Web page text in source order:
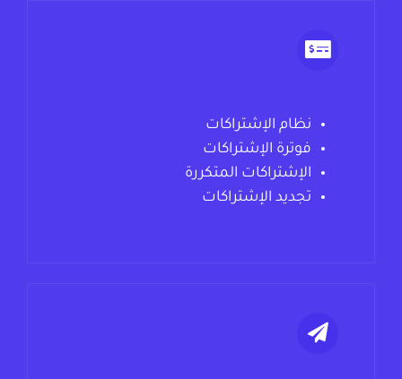
نظام الإشتراكات
فوترة الإشتراكات
الإشتراكات المتكررة
تجديد الإشتراكات